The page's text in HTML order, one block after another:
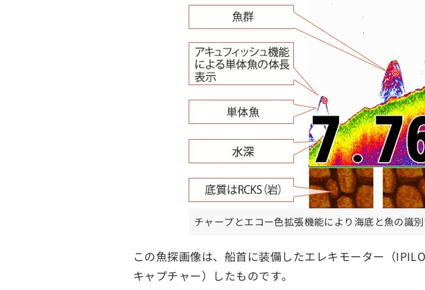
チャープとエコー色拡張機能により海底と魚の識
この魚探画像は、船首に装備したエレキモーター（
キャプチャー）したものです。